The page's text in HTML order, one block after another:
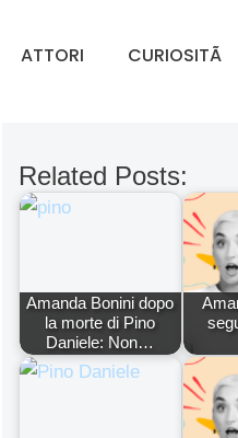
ATTORI CURIOSITÃ
Related Posts:
Amanda Bonini dopo
la morte di Pino
Daniele: Non…